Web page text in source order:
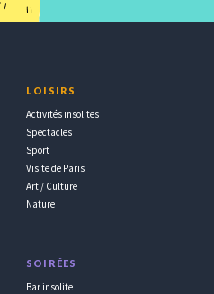
LOISIRS
Activités insolites
Spectacles
Sport
Visite de Paris
Art / Culture
Nature
SOIRÉES
Bar insolite